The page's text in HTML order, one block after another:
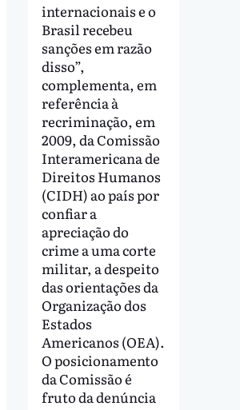
internacionais e o
Brasil recebeu
sanções em razão
disso”,
complementa, em
referência à
recriminação, em
2009, da Comissão
Interamericana de
Direitos Humanos
(CIDH) ao país por
confiar a
apreciação do
crime a uma corte
militar, a despeito
das orientações da
Organização dos
Estados
Americanos (OEA).
O posicionamento
da Comissão é
fruto da denúncia